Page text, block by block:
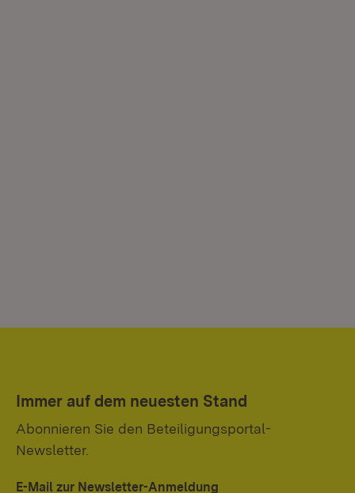
Immer auf dem neuesten Stand
Abonnieren Sie den Beteiligungsportal-
Newsletter.
E-Mail zur Newsletter-Anmeldung